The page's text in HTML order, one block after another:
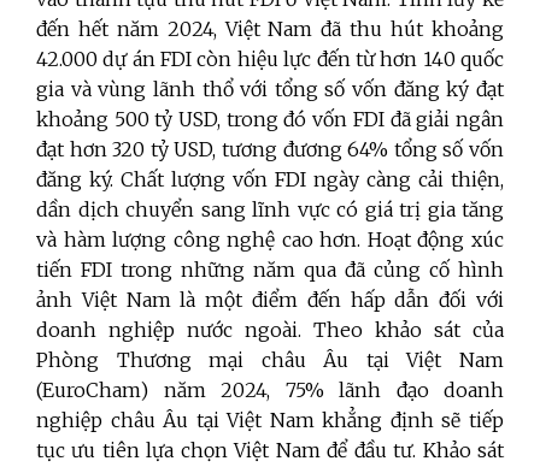
đến hết năm 2024, Việt Nam đã thu hút khoảng
42.000 dự án FDI còn hiệu lực đến từ hơn 140 quốc
gia và vùng lãnh thổ với tổng số vốn đăng ký đạt
khoảng 500 tỷ USD, trong đó vốn FDI đã giải ngân
đạt hơn 320 tỷ USD, tương đương 64% tổng số vốn
đăng ký. Chất lượng vốn FDI ngày càng cải thiện,
dần dịch chuyển sang lĩnh vực có giá trị gia tăng
và hàm lượng công nghệ cao hơn. Hoạt động xúc
tiến FDI trong những năm qua đã củng cố hình
ảnh Việt Nam là một điểm đến hấp dẫn đối với
doanh nghiệp nước ngoài. Theo khảo sát của
Phòng Thương mại châu Âu tại Việt Nam
(EuroCham) năm 2024, 75% lãnh đạo doanh
nghiệp châu Âu tại Việt Nam khẳng định sẽ tiếp
tục ưu tiên lựa chọn Việt Nam để đầu tư. Khảo sát